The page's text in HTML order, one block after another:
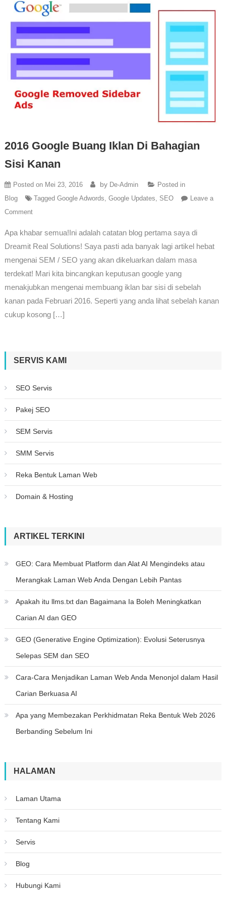
2016 Google Buang Iklan Di Bahagian
Sisi Kanan
Posted on Mei 23, 2016 by De-Admin
Posted in
Blog
Tagged Google Adwords, Google Updates, SEO
Leave a
Comment
Apa khabar semua!Ini adalah catatan blog pertama saya di
Dreamit Real Solutions! Saya pasti ada banyak lagi artikel hebat
mengenai SEM / SEO yang akan dikeluarkan dalam masa
terdekat! Mari kita bincangkan keputusan google yang
menakjubkan mengenai membuang iklan bar sisi di sebelah
kanan pada Februari 2016. Seperti yang anda lihat sebelah kanan
cukup kosong […]
SERVIS KAMI
SEO Servis
Pakej SEO
SEM Servis
SMM Servis
Reka Bentuk Laman Web
Domain & Hosting
ARTIKEL TERKINI
GEO: Cara Membuat Platform dan Alat AI Mengindeks atau
Merangkak Laman Web Anda Dengan Lebih Pantas
Apakah itu llms.txt dan Bagaimana Ia Boleh Meningkatkan
Carian AI dan GEO
GEO (Generative Engine Optimization): Evolusi Seterusnya
Selepas SEM dan SEO
Cara-Cara Menjadikan Laman Web Anda Menonjol dalam Hasil
Carian Berkuasa AI
Apa yang Membezakan Perkhidmatan Reka Bentuk Web 2026
Berbanding Sebelum Ini
HALAMAN
Laman Utama
Tentang Kami
Servis
Blog
Hubungi Kami